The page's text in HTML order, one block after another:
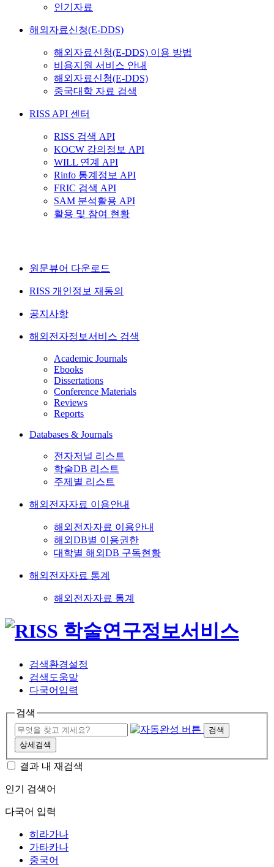
인기자료
해외자료신청(E-DDS)
해외자료신청(E-DDS) 이용 방법
비용지원 서비스 안내
해외자료신청(E-DDS)
중국대학 자료 검색
RISS API 센터
RISS 검색 API
KOCW 강의정보 API
WILL 연계 API
Rinfo 통계정보 API
FRIC 검색 API
SAM 분석활용 API
활용 및 참여 현황
원문뷰어 다운로드
RISS 개인정보 재동의
공지사항
해외전자정보서비스 검색
Academic Journals
Ebooks
Dissertations
Conference Materials
Reviews
Reports
Databases & Journals
전자저널 리스트
학술DB 리스트
주제별 리스트
해외전자자료 이용안내
해외전자자료 이용안내
해외DB별 이용권한
대학별 해외DB 구독현황
해외전자자료 통계
해외전자자료 통계
검색환경설정
검색도움말
다국어입력
검색
검색
상세검색
결과 내 재검색
인기 검색어
다국어 입력
히라가나
가타카나
중국어